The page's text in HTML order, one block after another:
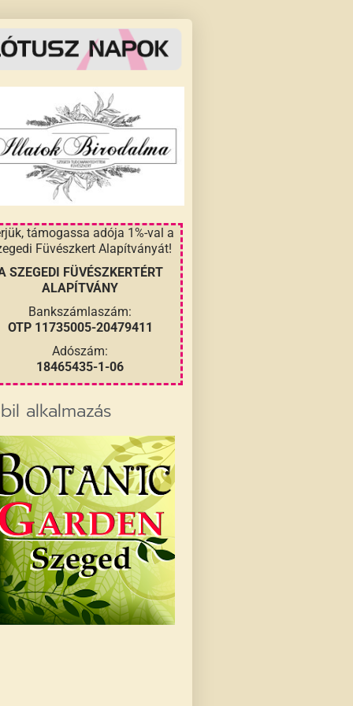
támogassa adója 1%-val a
Füvészkert Alapítványát!
SZEGEDI FÜVÉSZKERTÉRT
ALAPÍTVÁNY
Bankszámlaszám:
OTP 11735005-20479411
Adószám:
18465435-1-06
alkalmazás